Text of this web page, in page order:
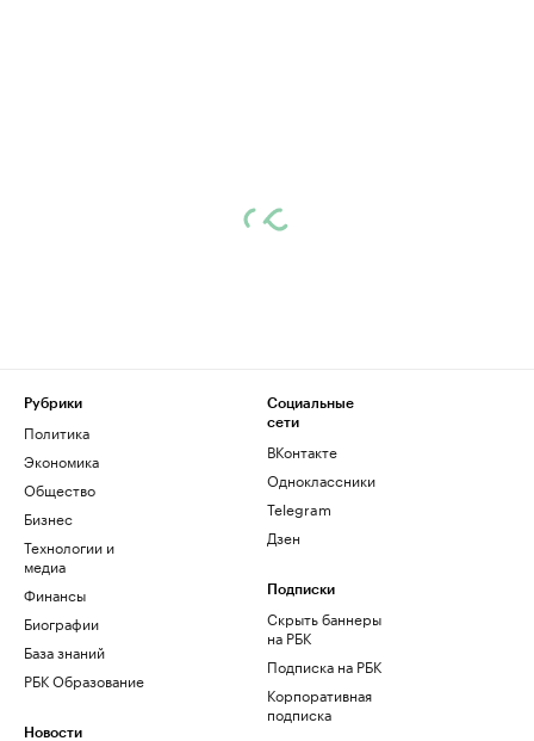
Рубрики
Политика
Экономика
Общество
Бизнес
Технологии и
медиа
Финансы
Биографии
База знаний
РБК Образование
Новости
Социальные
сети
ВКонтакте
Одноклассники
Telegram
Дзен
Подписки
Скрыть баннеры
на РБК
Подписка на РБК
Корпоративная
подписка